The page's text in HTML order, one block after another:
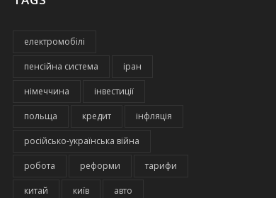
електромобілі
пенсійна система іран
німеччина інвестиції
польща кредит інфляція
російсько-українська війна
робота реформи тарифи
китай київ авто